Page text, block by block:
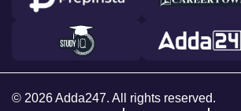
© 2026 Adda247. All rights reserved.